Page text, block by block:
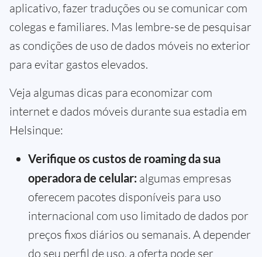
aplicativo, fazer traduções ou se comunicar com
colegas e familiares. Mas lembre-se de pesquisar
as condições de uso de dados móveis no exterior
para evitar gastos elevados.
Veja algumas dicas para economizar com
internet e dados móveis durante sua estadia em
Helsinque:
Verifique os custos de roaming da sua
operadora de celular: algumas empresas
oferecem pacotes disponíveis para uso
internacional com uso limitado de dados por
preços fixos diários ou semanais. A depender
do seu perfil de uso, a oferta pode ser